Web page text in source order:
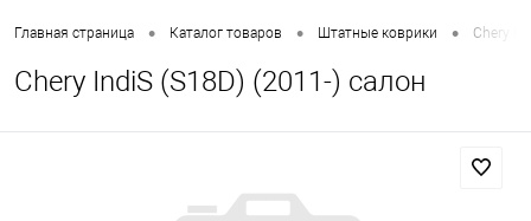
Главная страница • Каталог товаров • Штатные коврики • Chery
Chery IndiS (S18D) (2011-) салон